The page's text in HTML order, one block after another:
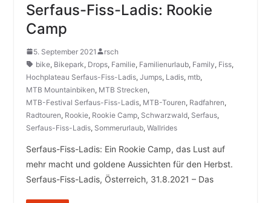
Serfaus-Fiss-Ladis: Rookie
Camp
5. September 2021
rsch
bike, Bikepark, Drops, Familie, Familienurlaub, Family, Fiss,
Hochplateau Serfaus-Fiss-Ladis, Jumps, Ladis, mtb,
MTB Mountainbiken, MTB Strecken,
MTB-Festival Serfaus-Fiss-Ladis, MTB-Touren, Radfahren,
Radtouren, Rookie, Rookie Camp, Schwarzwald, Serfaus,
Serfaus-Fiss-Ladis, Sommerurlaub, Wallrides
Serfaus-Fiss-Ladis: Ein Rookie Camp, das Lust auf
mehr macht und goldene Aussichten für den Herbst.
Serfaus-Fiss-Ladis, Österreich, 31.8.2021 – Das